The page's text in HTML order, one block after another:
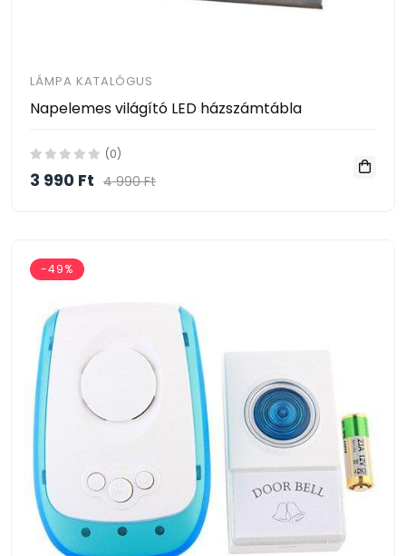
LÁMPA KATALÓGUS
Napelemes világító LED házszámtábla
(0)
3 990 Ft 4 990 Ft
-49%